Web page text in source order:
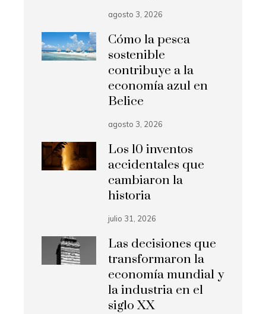
agosto 3, 2026
Cómo la pesca
sostenible
contribuye a la
economía azul en
Belice
agosto 3, 2026
Los 10 inventos
accidentales que
cambiaron la
historia
julio 31, 2026
Las decisiones que
transformaron la
economía mundial y
la industria en el
siglo XX